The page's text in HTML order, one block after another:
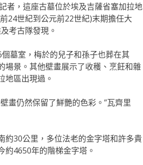
，這座古墓位於埃及吉薩省塞加拉地
24世紀到公元前22世紀)末期擔任大
考古隊發現。
墓室，梅於的兒子和孫子也葬在其
場景。其他壁畫展示了收穫、烹飪和雜
地區出現過。
仍然保留了鮮艷的色彩。”瓦齊里
30公里，多位法老的金字塔和許多貴
4650年的階梯金字塔。